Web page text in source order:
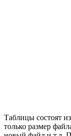
Таблицы состоят
только размер